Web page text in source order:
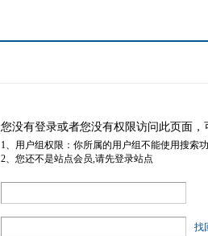
您没有登录或者您没有权限访问此页面
1、用户组权限：你所属的用户组不能使用搜索
2、您还不是站点会员,请先登录站点
找